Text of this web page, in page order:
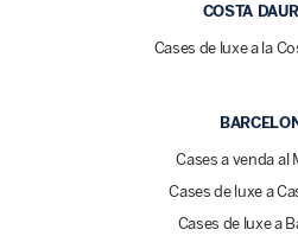
COSTA
Cases de luxe a la
Cases a venda al
Cases de luxe a
Cases de luxe a